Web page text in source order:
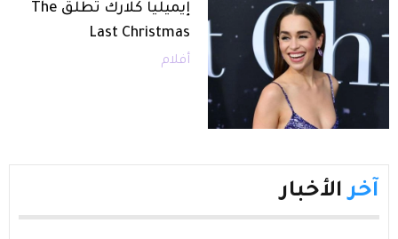
إيميليا كلارك تطلق The
Last Christmas
أفلام
آخر الأخبار